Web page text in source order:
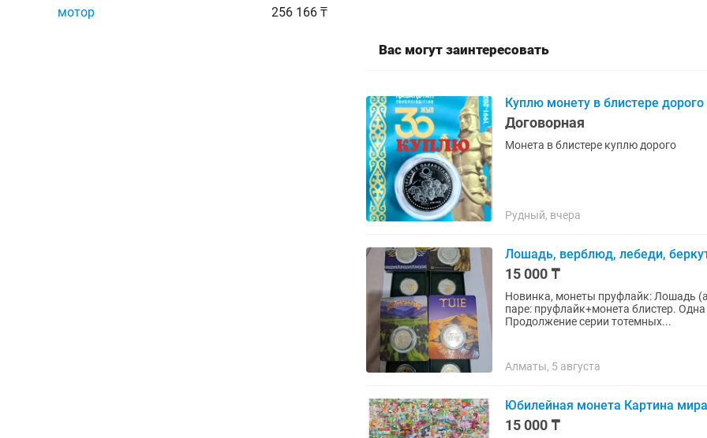
мотор 256 166 ₸
Вас могут заинтересовать
Куплю монету в блистере дорого
Договорная
Монета в блистере куплю дорого
Рудный, вчера
Лошадь, верблюд, лебеди,
15 000 ₸
Новинка, монеты пруфлайк: Лошадь
паре: пруфлайк+монета блистер. Одна пара стоимостью 15
Продолжение серии тотемных...
Алматы, 5 августа
Юбилейная монета Картина мира
15 000 ₸